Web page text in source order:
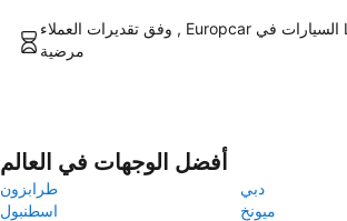
وفق تقديرات العملاء , Europcar السيارات في Lebanon حالة
مرضية
أفضل الوجهات في العالم
طرابزون
دبي
اسطنبول
ميونخ